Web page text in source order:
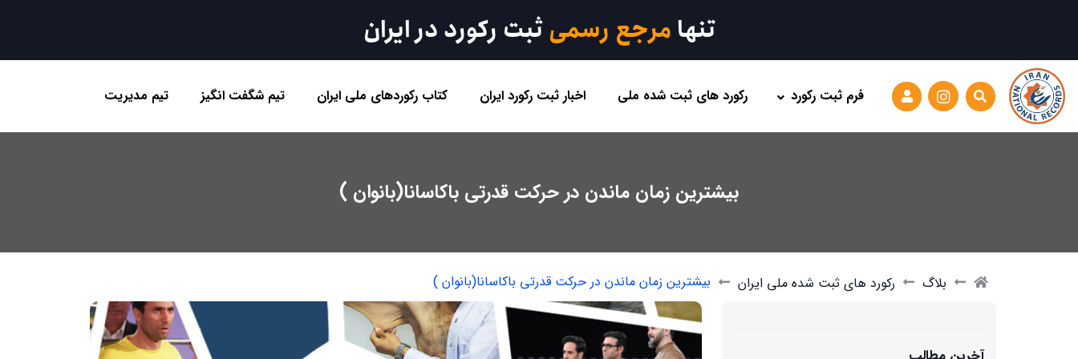
تنهامرجع رسمیثبت رکورد در ایران
فرم ثبت رکورد رکورد های ثبت شده ملی اخبار ثبت رکورد ایران کتاب رکوردهای ملی ایران تیم شگفت انگیز تیم مدیریت
بیشترین زمان ماندن در حرکت قدرتی باکاسانا(بانوان )
بلاگ رکورد های ثبت شده ملی ایران بیشترین زمان ماندن در حرکت قدرتی باکاسانا(بانوان )